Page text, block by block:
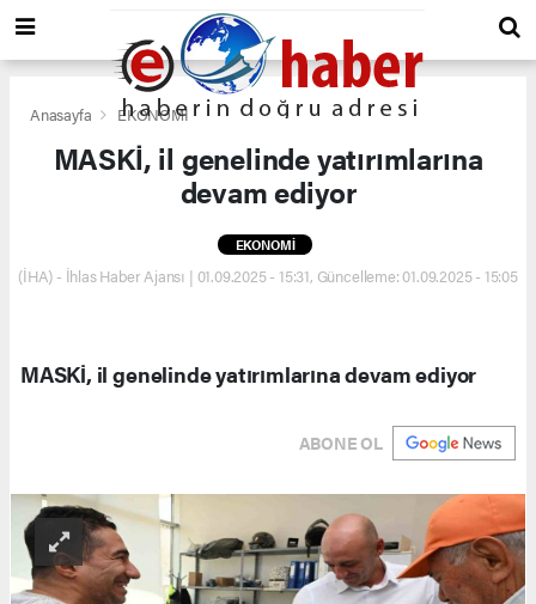
Anasayfa EKONOMİ
MASKİ, il genelinde yatırımlarına
devam ediyor
EKONOMİ
(İHA) - İhlas Haber Ajansı | 01.09.2025 - 15:31, Güncelleme: 01.09.2025 - 15:05
MASKİ, il genelinde yatırımlarına devam ediyor
ABONE OL